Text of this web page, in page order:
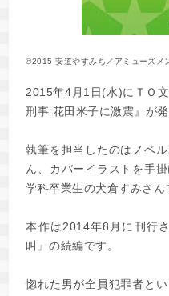
©2015 安道やすみち／アミューズメ
2015年4月1日(水)にＴＯ
刑事 花田米子に激震』が発
執筆を担当したのはノベ
ん、カバーイラストを手
学科卒業生の犬倉すみさん
本作は2014年8月に刊行
叫』の続編です。
惚れた男が全員犯罪者と